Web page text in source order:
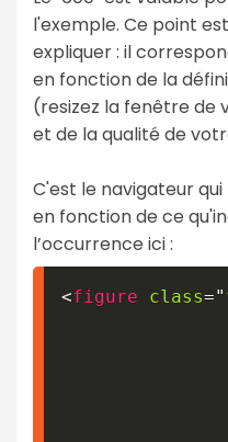
l'exemple. Ce point
expliquer : il
en fonction de la
(resizez la fenêtre de
et de la qualité de
C'est le navigateur
en fonction de ce
l’occurrence ici :
<figure class="